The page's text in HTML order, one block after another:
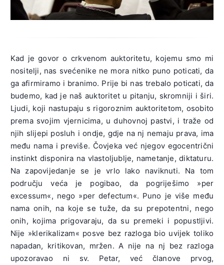
Kad je govor o crkvenom auktoritetu, kojemu smo mi
nositelji, nas svećenike ne mora nitko puno poticati, da
ga afirmiramo i branimo. Prije bi nas trebalo poticati, da
budemo, kad je naš auktoritet u pitanju, skromniji i širi.
Ljudi, koji nastupaju s rigoroznim auktoritetom, osobito
prema svojim vjernicima, u duhovnoj pastvi, i traže od
njih slijepi posluh i ondje, gdje na nj nemaju prava, ima
među nama i previše. Čovjeka već njegov egocentrični
instinkt disponira na vlastoljublje, nametanje, diktaturu.
Na zapovijedanje se je vrlo lako naviknuti. Na tom
području veća je pogibao, da pogriješimo »per
excessum«, nego »per defectum«. Puno je više među
nama onih, na koje se tuže, da su prepotentni, nego
onih, kojima prigovaraju, da su premeki i popustljivi.
Nije »klerikalizam« posve bez razloga bio uvijek toliko
napadan, kritikovan, mržen. A nije na nj bez razloga
upozoravao ni sv. Petar, već članove prvog,